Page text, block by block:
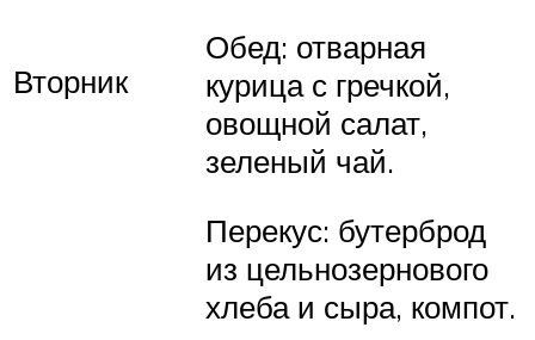
Вторник
Обед: отварная
курица с гречкой,
овощной салат,
зеленый чай.
Перекус: бутерброд
из цельнозернового
хлеба и сыра, компот.